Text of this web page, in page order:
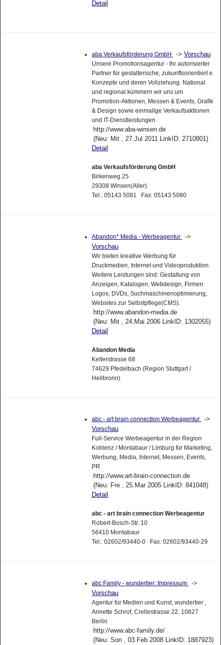
Detail
aba Verkaufsförderung GmbH -> Vorschau
Unsere Promotionsagentur - Ihr autorisierter
Partner für gestalterische, zukunftsorientiert e
Konzepte und deren Vollziehung. National
und regional kümmern wir uns um
Promotion-Aktionen, Messen & Events, Grafik
& Design sowie einmalige Verkaufsaktionen
und IT-Dienstleistungen.
http://www.aba-winsen.de
(Neu: Mit , 27.Jul 2011 LinkID: 2710801)
Detail
aba Verkaufsförderung GmbH
Birkenweg 25
29308 Winsen(Aller)
Tel.: 05143 5081 Fax: 05143 5080
Abandon* Media - Werbeagentur
->
Vorschau
Wir bieten kreative Werbung für
Druckmedien, Internet und Videoproduktion.
Weitere Leistungen sind: Gestaltung von
Anzeigen, Katalogen, Webdesign, Firmen
Logos, DVDs, Suchmaschinenoptimierung,
Websites zur Selbstpflege(CMS).
http://www.abandon-media.de
(Neu: Mit , 24.Mai 2006 LinkID: 1302055)
Detail
Abandon Media
Kelterstrasse 68
74629 Pfedelbach (Region Stuttgart /
Heilbronn)
abc - art brain connection Werbeagentur
->
Vorschau
Full-Service Werbeagentur in der Region
Koblenz / Montabaur / Limburg für Marketing,
Werbung, Media, Internet, Messen, Events,
PR
http://www.art-brain-connection.de
(Neu: Fre , 25.Mar 2005 LinkID: 841048)
Detail
abc - art brain connection Werbeagentur
Robert-Bosch-Str. 10
56410 Montabaur
Tel.: 02602/93440-0 Fax: 02602/93440-29
abc Family - wundertier: Impressum
->
Vorschau
Agentur für Medien und Kunst, wundertier ,
Annette Schrof, Crellestrasse 22, 10827
Berlin
http://www.abc-family.de/
(Neu: Son , 03.Feb 2008 LinkID: 1887923)